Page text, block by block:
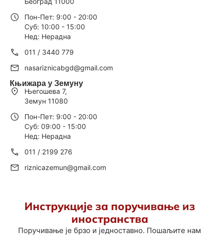
Пон-Пет: 9:00 - 20:00
Суб: 10:00 - 15:00
Нед: Нерадна
011 / 3440 779
nasariznicabgd@gmail.com
Књижара у Земуну
Његошева 7,
Земун 11080
Пон-Пет: 9:00 - 20:00
Суб: 09:00 - 15:00
Нед: Нерадна
011 / 2199 276
riznicazemun@gmail.com
Инструкције за поручивање из
иностранства
Поручивање је брзо и једноставно. Пошаљите нам